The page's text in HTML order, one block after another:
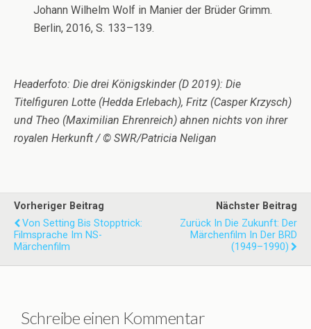
Johann Wilhelm Wolf in Manier der Brüder Grimm.
Berlin, 2016, S. 133–139.
Headerfoto: Die drei Königskinder (D 2019): Die
Titelfiguren Lotte (Hedda Erlebach), Fritz (Casper Krzysch)
und Theo (Maximilian Ehrenreich) ahnen nichts von ihrer
royalen Herkunft / © SWR/Patricia Neligan
Vorheriger Beitrag
Von Setting Bis Stopptrick:
Filmsprache Im NS-
Märchenfilm
Nächster Beitrag
Zurück In Die Zukunft: Der
Märchenfilm In Der BRD
(1949–1990)
Schreibe einen Kommentar